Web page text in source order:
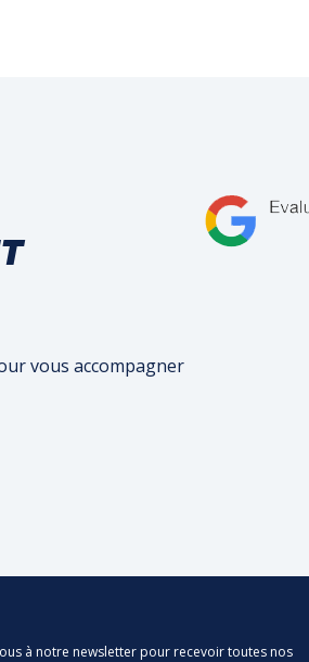
vous accompagner
à notre newsletter pour recevoir toutes nos